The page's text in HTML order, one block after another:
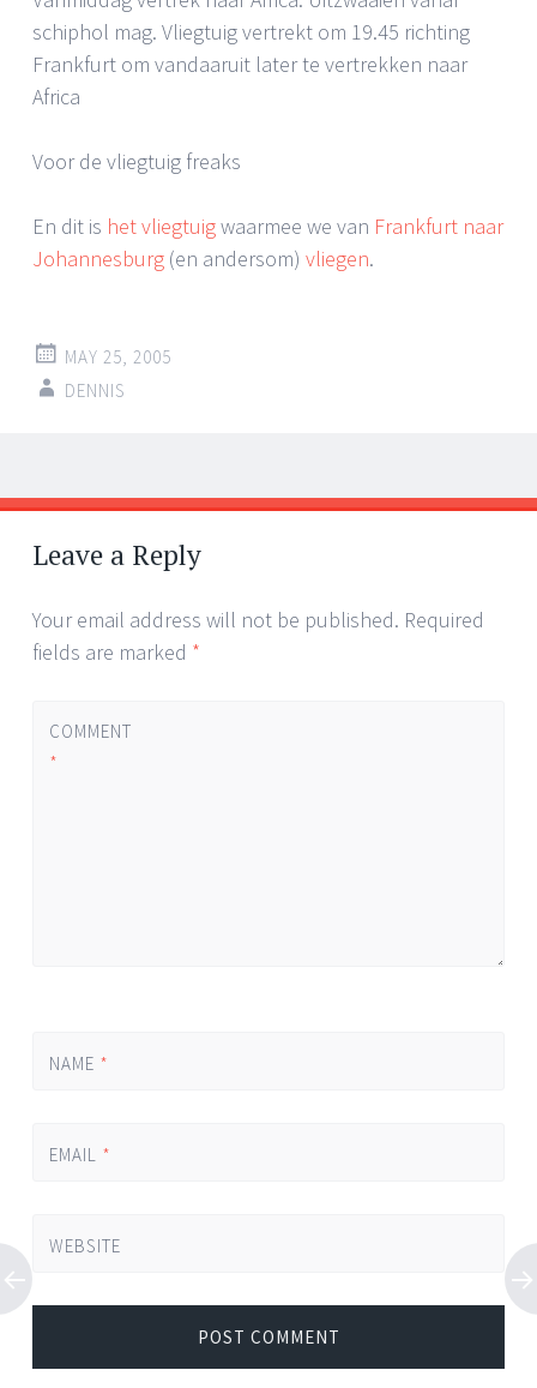
schiphol mag. Vliegtuig vertrekt om 19.45 richting
Frankfurt om vandaaruit later te vertrekken naar
Africa
Voor de vliegtuig freaks
En dit is het vliegtuigwaarmee we van Frankfurt naar
Johannesburg (en andersom) vliegen.
MAY 25, 2005
DENNIS
Post
navigation
←
→
Leave a Reply
Your email address will not be published. Required
fields are marked *
COMMENT
*
NAME *
EMAIL *
WEBSITE